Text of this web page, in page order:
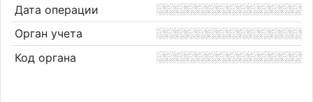
Дата операции
Орган учета
Код органа